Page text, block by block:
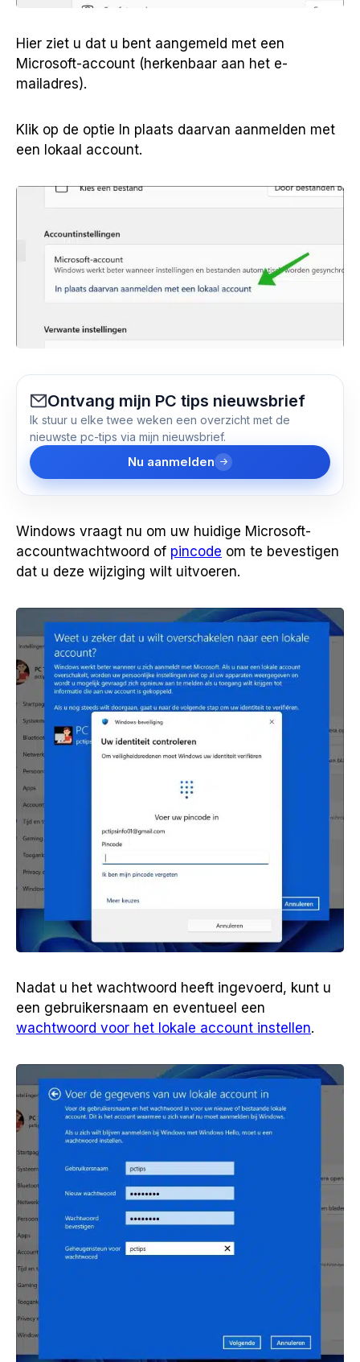
Hier ziet u dat u bent aangemeld met een
Microsoft-account (herkenbaar aan het e-
mailadres).
Klik op de optie In plaats daarvan aanmelden met
een lokaal account.
Ontvang mijn PC tips nieuwsbrief
Ik stuur u elke twee weken een overzicht met de
nieuwste pc-tips via mijn nieuwsbrief.
Nu aanmelden
Windows vraagt nu om uw huidige Microsoft-
accountwachtwoord of pincode om te bevestigen
dat u deze wijziging wilt uitvoeren.
Nadat u het wachtwoord heeft ingevoerd, kunt u
een gebruikersnaam en eventueel een
wachtwoord voor het lokale account instellen.